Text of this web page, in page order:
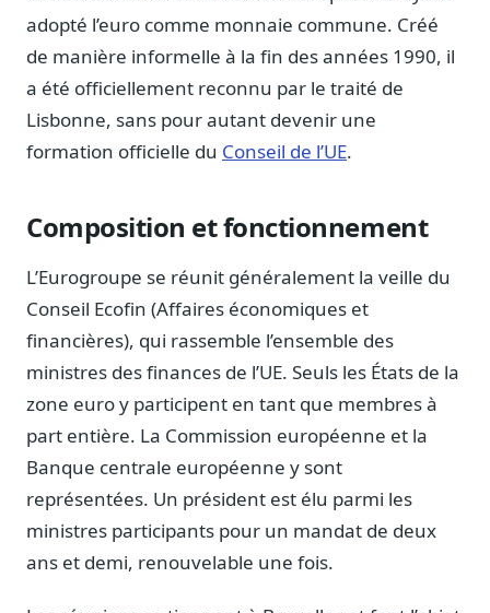
Registre HATVP
Cartographier l'influence sur un dossier
Affaires réglementaires
Fédérations & plaidoyer
Parlementaires
Journalistes
Veille en temps réel, embeds pour vos contenus
Chercheurs
Données exhaustives pour vos travaux académiques
Suivi par secteur
adopté l’euro comme monnaie commune. Créé
de manière informelle à la fin des années 1990, il
a été officiellement reconnu par le traité de
Lisbonne, sans pour autant devenir une
formation officielle du Conseil de l’UE.
Composition et fonctionnement
L’Eurogroupe se réunit généralement la veille du
Conseil Ecofin (Affaires économiques et
financières), qui rassemble l’ensemble des
ministres des finances de l’UE. Seuls les États de la
zone euro y participent en tant que membres à
part entière. La Commission européenne et la
Banque centrale européenne y sont
représentées. Un président est élu parmi les
ministres participants pour un mandat de deux
ans et demi, renouvelable une fois.